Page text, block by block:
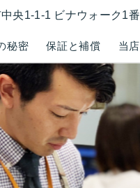
秘密 保証と補償 当
央1-1-1 ビナウォーク1